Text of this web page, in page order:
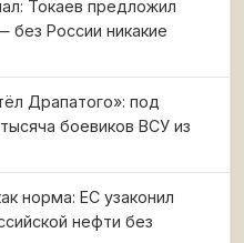
Токаев предложил
без России никакие
Драпатого»: под
боевиков ВСУ из
норма: ЕС узаконил
нефти без